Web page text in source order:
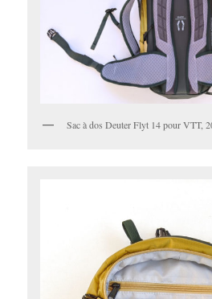
Sac à dos Deuter Flyt 14 pour VTT,